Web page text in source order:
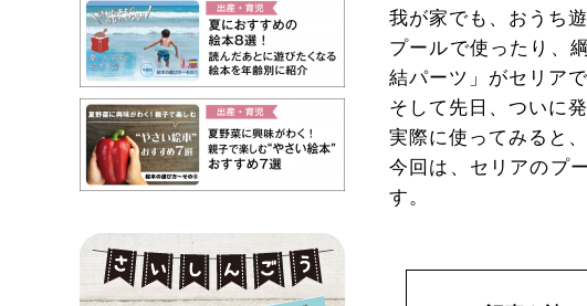
我が家でも、おうち
プールで使ったり、
結パーツ」がセリア
そして先日、ついに発
実際に使ってみると
今回は、セリアのプ
す。